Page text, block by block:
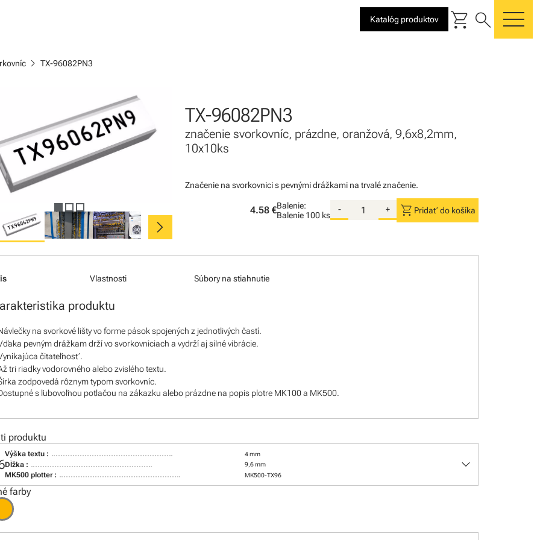
Katalóg produktov shopping_cart search
chevron_right TX-96082PN3
chevron_right
TX-96082PN3
značenie svorkovníc, prázdne, oranžová, 9,6x8,2mm,
10x10ks
Značenie na svorkovnici s pevnými drážkami na trvalé značenie.
4.58 €Balenie:
Balenie 100 ks
- + shopping_cart Pridať do košíka
Vlastnosti Súbory na stiahnutie
produktu
na svorkové lišty vo forme pások spojených z jednotlivých častí.
pevným drážkam drží vo svorkovniciach a vydrží aj silné vibrácie.
čitateľnosť.
tri riadky vodorovného alebo zvislého textu.
zodpovedá rôznym typom svorkovníc.
s ľubovoľnou potlačou na zákazku alebo prázdne na popis plotre MK100 a MK500.
produktu
Výška textu : 4 mm
Dĺžka : 9,6 mm
MK500 plotter : MK500-TX96 keyboard_arrow_down
farby